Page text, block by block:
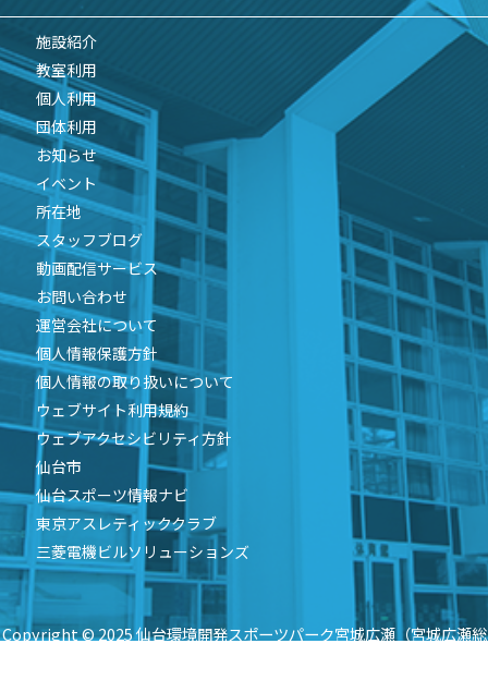
施設紹介
教室利用
個人利用
団体利用
お知らせ
イベント
所在地
スタッフブログ
動画配信サービス
お問い合わせ
運営会社について
個人情報保護方針
個人情報の取り扱いについて
ウェブサイト利用規約
ウェブアクセシビリティ方針
仙台市
仙台スポーツ情報ナビ
東京アスレティッククラブ
三菱電機ビルソリューションズ
Copyright © 2025 仙台環境開発スポーツパーク宮城広瀬（宮城広瀬総